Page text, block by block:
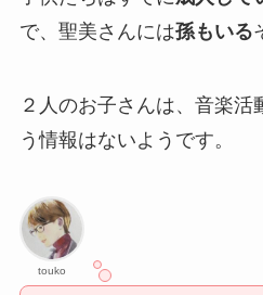
で、聖美さんには孫もいる
２人のお子さんは、音楽活
う情報はないようです。
touko